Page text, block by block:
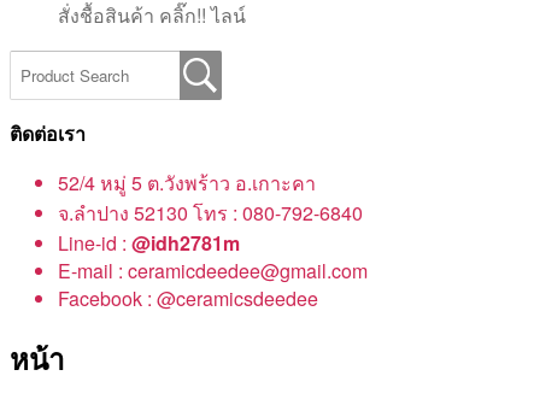
สั่งชื้อสินค้า คลิ๊ก!! ไลน์
ติดต่อเรา
52/4 หมู่ 5 ต.วังพร้าว อ.เกาะคา
จ.ลำปาง 52130 โทร : 080-792-6840
Line-id : @idh2781m
E-mail : ceramicdeedee@gmail.com
Facebook : @ceramicsdeedee
หน้า